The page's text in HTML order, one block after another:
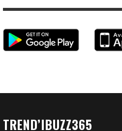
TREND’IBUZZ365